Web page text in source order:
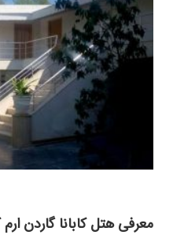
معرفی هتل کابانا گاردن